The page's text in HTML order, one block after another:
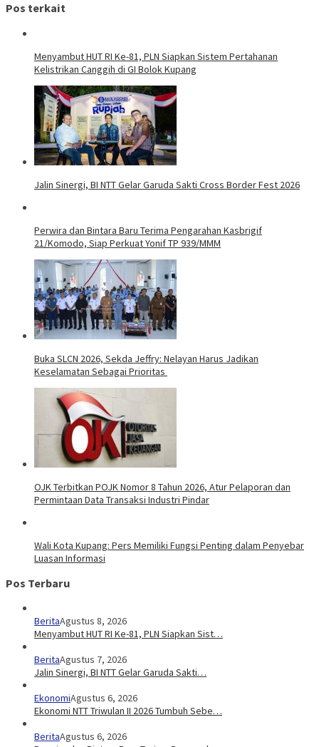
Pos terkait
Menyambut HUT RI Ke-81, PLN Siapkan Sistem Pertahanan
Kelistrikan Canggih di GI Bolok Kupang
Jalin Sinergi, BI NTT Gelar Garuda Sakti Cross Border Fest 2026
Perwira dan Bintara Baru Terima Pengarahan Kasbrigif
21/Komodo, Siap Perkuat Yonif TP 939/MMM
Buka SLCN 2026, Sekda Jeffry: Nelayan Harus Jadikan
Keselamatan Sebagai Prioritas
OJK Terbitkan POJK Nomor 8 Tahun 2026, Atur Pelaporan dan
Permintaan Data Transaksi Industri Pindar
Wali Kota Kupang: Pers Memiliki Fungsi Penting dalam Penyebar
Luasan Informasi
Pos Terbaru
BeritaAgustus 8, 2026
Menyambut HUT RI Ke-81, PLN Siapkan Sist…
BeritaAgustus 7, 2026
Jalin Sinergi, BI NTT Gelar Garuda Sakti…
EkonomiAgustus 6, 2026
Ekonomi NTT Triwulan II 2026 Tumbuh Sebe…
BeritaAgustus 6, 2026